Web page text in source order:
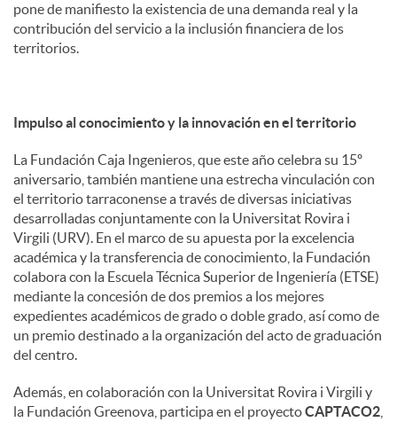
pone de manifiesto la existencia de una demanda real y la
contribución del servicio a la inclusión financiera de los
territorios.
Impulso al conocimiento y la innovación en el territorio
La Fundación Caja Ingenieros, que este año celebra su 15º
aniversario, también mantiene una estrecha vinculación con
el territorio tarraconense a través de diversas iniciativas
desarrolladas conjuntamente con la Universitat Rovira i
Virgili (URV). En el marco de su apuesta por la excelencia
académica y la transferencia de conocimiento, la Fundación
colabora con la Escuela Técnica Superior de Ingeniería (ETSE)
mediante la concesión de dos premios a los mejores
expedientes académicos de grado o doble grado, así como de
un premio destinado a la organización del acto de graduación
del centro.
Además, en colaboración con la Universitat Rovira i Virgili y
la Fundación Greenova, participa en el proyectoCAPTACO2